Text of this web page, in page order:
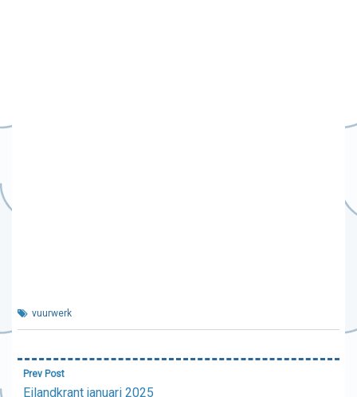
vuurwerk
Bericht
Prev Post
Eilandkrant januari 2025